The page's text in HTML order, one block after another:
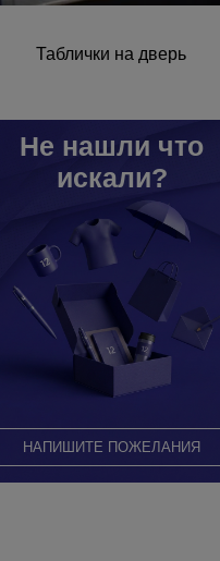
Таблички на дверь
Не нашли что
искали?
НАПИШИТЕ ПОЖЕЛАНИЯ